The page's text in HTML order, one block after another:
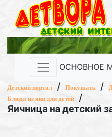
ОСНОВНОЕ
Детский портал / Покушать /
Блюда из яиц для детей
/
Яичница на детский